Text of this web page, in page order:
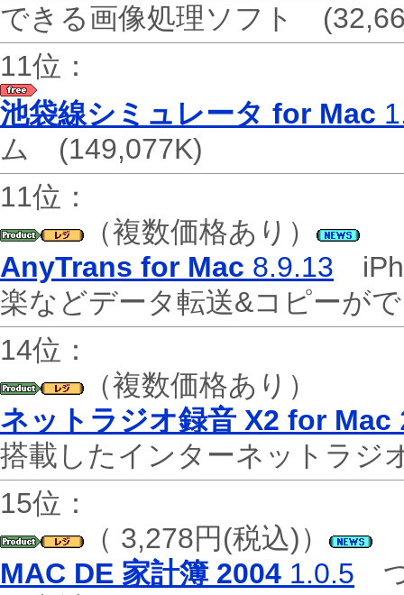
できる画像処理ソフト
11位：
池袋線シミュレータ for Mac
ム (149,077K)
11位：
（複数価格あり）
AnyTrans for Mac 8.9.13
楽などデータ転送&コピーが
14位：
（複数価格あり）
ネットラジオ録音 X2 for Mac
搭載したインターネットラ
15位：
（ 3,278円(税込)）
MAC DE 家計簿 2004 1.0.5